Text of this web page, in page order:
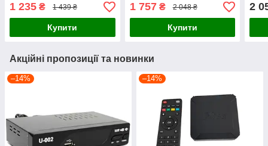
1 235 ₴ 1 439 ₴
Купити
1 757₴ 2 048 ₴
Купити
2
Акційні пропозиції та новинки
–14% –14%